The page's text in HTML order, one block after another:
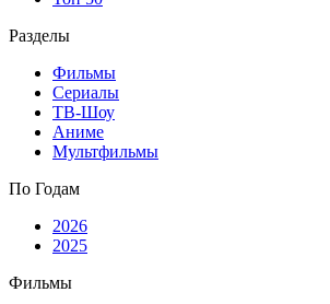
Разделы
Фильмы
Сериалы
ТВ-Шоу
Аниме
Мультфильмы
По Годам
2026
2025
Фильмы